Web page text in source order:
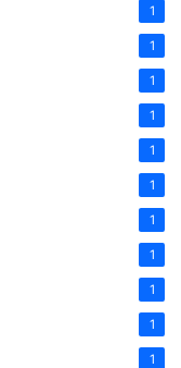
1
1
1
1
1
1
1
1
1
1
1